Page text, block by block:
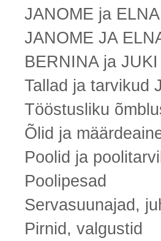
JANOME ja
JANOME JA
BERNINA ja
Tallad ja tarvikud
Tööstusliku
Õlid ja
Poolid ja
Poolipesad
Servasuunajad,
Pirnid, valgustid